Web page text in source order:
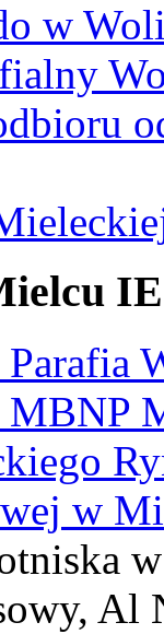
w
IE
MBNP
w
Al